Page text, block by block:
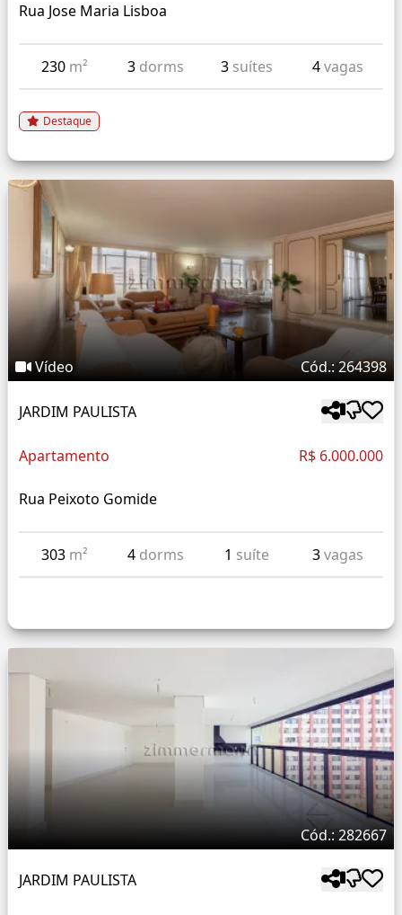
Rua Jose Maria Lisboa
230 m² 3 dorms 3 suítes 4vagas
Destaque
Vídeo Cód.: 264398
JARDIM PAULISTA
Apartamento R$ 6.000.000
Rua Peixoto Gomide
303 m² 4 dorms 1 suíte 3vagas
Cód.: 282667
JARDIM PAULISTA